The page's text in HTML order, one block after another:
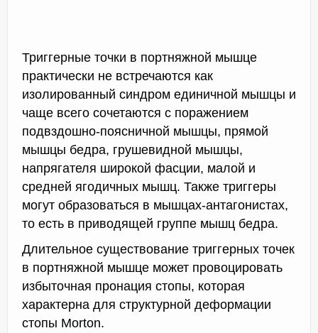
Триггерные точки в портняжной мышце
практически не встречаются как
изолированный синдром единичной мышцы и
чаще всего сочетаются с поражением
подвздошно-поясничной мышцы, прямой
мышцы бедра, грушевидной мышцы,
напрягателя широкой фасции, малой и
средней ягодичных мышц. Также триггеры
могут образоваться в мышцах-антагонистах,
то есть в приводящей группе мышц бедра.
Длительное существование триггерных точек
в портняжной мышце может провоцировать
избыточная пронация стопы, которая
характерна для структурной деформации
стопы Morton.